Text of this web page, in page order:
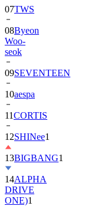
07TWS
08Byeon
Woo-
seok
09SEVENTEEN
10aespa
11CORTIS
12SHINee1
13BIGBANG1
14ALPHA
DRIVE
ONE)1